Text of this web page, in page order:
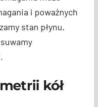
i poważnych
stan płynu,
kół